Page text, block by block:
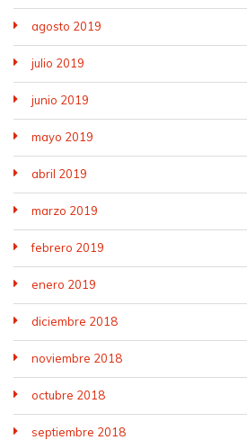
agosto 2019
julio 2019
junio 2019
mayo 2019
abril 2019
marzo 2019
febrero 2019
enero 2019
diciembre 2018
noviembre 2018
octubre 2018
septiembre 2018